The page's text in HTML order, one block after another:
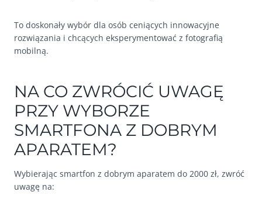
To doskonały wybór dla osób ceniących innowacyjne
rozwiązania i chcących eksperymentować z fotografią
mobilną.
NA CO ZWRÓCIĆ UWAGĘ
PRZY WYBORZE
SMARTFONA Z DOBRYM
APARATEM?
Wybierając smartfon z dobrym aparatem do 2000 zł, zwróć
uwagę na: